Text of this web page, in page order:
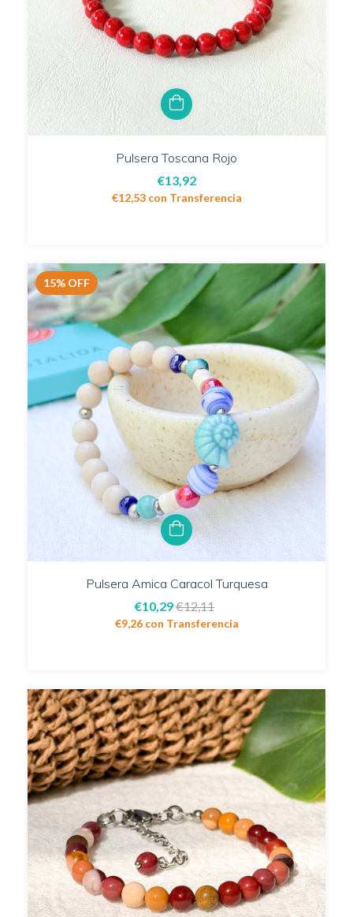
Pulsera Toscana Rojo
€13,92
€12,53 con Transferencia
15% OFF
Pulsera Amica Caracol Turquesa
€10,29€12,11
€9,26 con Transferencia